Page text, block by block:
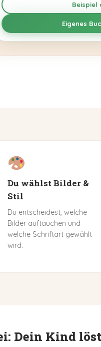
Beispiel
Eigenes
Du wählst Bilder &
Stil
Du entscheidest, welche
Bilder auftauchen und
welche Schriftart gewählt
wird.
Dein Kind